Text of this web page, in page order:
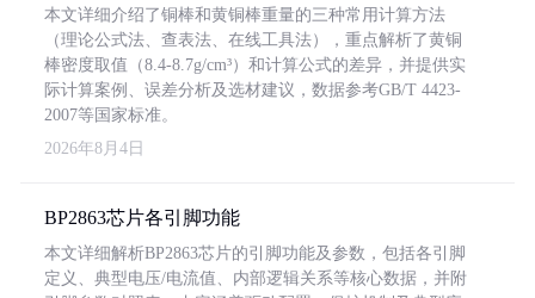
本文详细介绍了铜棒和黄铜棒重量的三种常用计算方法
（理论公式法、查表法、在线工具法），重点解析了黄铜
棒密度取值（8.4-8.7g/cm³）和计算公式的差异，并提供实
际计算案例、误差分析及选材建议，数据参考GB/T 4423-
2007等国家标准。
2026年8月4日
BP2863芯片各引脚功能
本文详细解析BP2863芯片的引脚功能及参数，包括各引脚
定义、典型电压/电流值、内部逻辑关系等核心数据，并附